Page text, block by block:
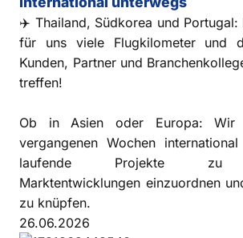
✈️ Thailand, Südkorea und Portugal:
für uns viele Flugkilometer und
Kunden, Partner und
treffen!
Ob in Asien oder Europa:
vergangenen Wochen
laufende Projekte zu
Marktentwicklungen einzuordnen
zu knüpfen.
26.06.2026